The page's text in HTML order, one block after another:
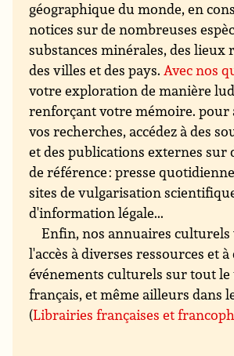
géographique du monde, en
notices sur de nombreuses
substances minérales, des lieux
des villes et des pays.Avec nos
votre exploration de manière
renforçant votre mémoire.
vos recherches, accédez à des
et des publications externes sur
de référence : presse
sites de vulgarisation
d'information légale...
Enfin, nos annuaires
l'accès à diverses ressources et à
événements culturels sur tout
français, et même ailleurs dans
(Librairies françaises et